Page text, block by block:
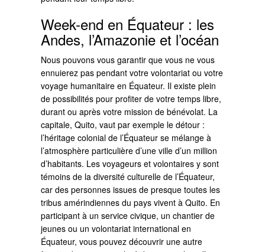
Week-end en Équateur : les
Andes, l’Amazonie et l’océan
Nous pouvons vous garantir que vous ne vous
ennuierez pas pendant votre volontariat ou votre
voyage humanitaire en Équateur. Il existe plein
de possibilités pour profiter de votre temps libre,
durant ou après votre mission de bénévolat. La
capitale, Quito, vaut par exemple le détour :
l’héritage colonial de l’Équateur se mélange à
l’atmosphère particulière d’une ville d’un million
d’habitants. Les voyageurs et volontaires y sont
témoins de la diversité culturelle de l’Équateur,
car des personnes issues de presque toutes les
tribus amérindiennes du pays vivent à Quito. En
participant à un service civique, un chantier de
jeunes ou un volontariat international en
Équateur, vous pouvez découvrir une autre